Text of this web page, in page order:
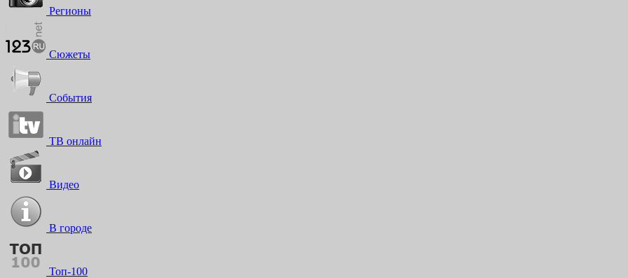
Регионы
Сюжеты
События
ТВ онлайн
Видео
В городе
Топ-100